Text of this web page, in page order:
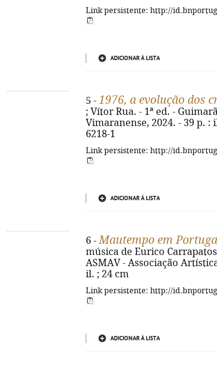
Link persistente: http://
ADICIONAR À LISTA
5 - 1976, a evolução dos
; Vítor Rua. - 1ª ed. -
Vimaranense, 2024. - 39 p. :
6218-1
Link persistente: http://
ADICIONAR À LISTA
6 -Mautempo em
música de Eurico
ASMAV - Associação
il. ; 24 cm
Link persistente: http://
ADICIONAR À LISTA